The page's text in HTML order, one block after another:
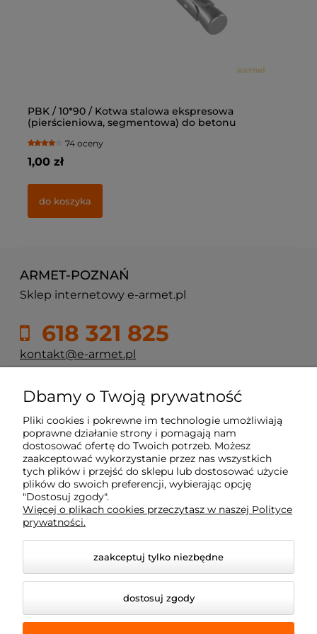
PBK / 10*90 / Kotwa stalowa ekspresowa
(pierścieniowa, segmentowa) do betonu
74 oceny
1,00 zł
do koszyka
ARMET-POZNAŃ
Sklep internetowy e-armet.pl
618 321 825
kontakt@e-armet.pl
ul. Reglowa 13
60-113 Poznań
Moje konto
Płatność i dostawa
Dojazd z okolic
Dbamy o Twoją prywatność
Pliki cookies i pokrewne im technologie umożliwiają
poprawne działanie strony i pomagają nam
dostosować ofertę do Twoich potrzeb. Możesz
zaakceptować wykorzystanie przez nas wszystkich
tych plików i przejść do sklepu lub dostosować użycie
plików do swoich preferencji, wybierając opcję
"Dostosuj zgody".
Więcej o plikach cookies przeczytasz w naszej Polityce
prywatności.
zaakceptuj tylko niezbędne
dostosuj zgody